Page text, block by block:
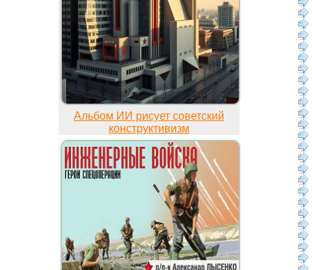
Альбом ИИ рисует советский
конструктивизм